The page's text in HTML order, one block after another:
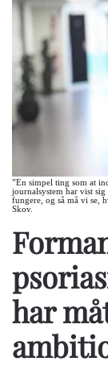
”En simpel ting som at
journalsystem har vist
fungere, og så må vi se,
Skov.
har